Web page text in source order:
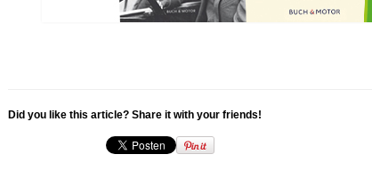
Did you like this article? Share it with your friends!